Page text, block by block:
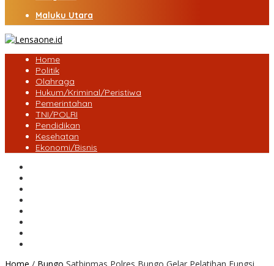
Maluku Utara
Home
Politik
Olahraga
Hukum/Kriminal/Peristiwa
Pemerintahan
TNI/POLRI
Pendidikan
Kesehatan
Ekonomi/Bisnis